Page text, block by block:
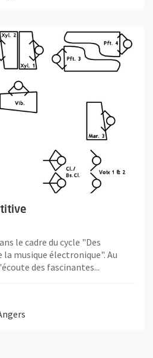
le cadre du cycle "Des
musique électronique". Au
des fascinantes...
: Une musique répétitive